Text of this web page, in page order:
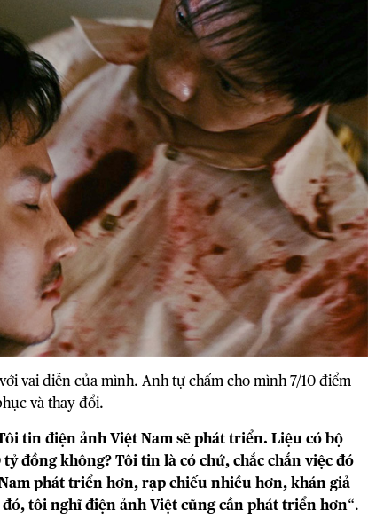
vai diễn của mình. Anh tự chấm cho mình 7/10 điểm
và thay đổi.
tin điện ảnhViệt Namsẽ phát triển. Liệu có bộ
đồng không? Tôi tin là có chứ, chắc chắn việc đó
phát triển hơn, rạp chiếu nhiều hơn, khán giả
tôi nghĩ điện ảnh Việt cũng cần phát triển hơn“.